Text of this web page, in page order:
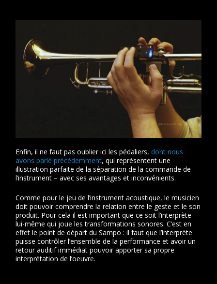
Enfin, il ne faut pas oublier ici les pédaliers,dont nous
avons parlé précédemment, qui représentent une
illustration parfaite de la séparation de la commande de
l’instrument – avec ses avantages et inconvénients.
Comme pour le jeu de l’instrument acoustique, le musicien
doit pouvoir comprendre la relation entre le geste et le son
produit. Pour cela il est important que ce soit l’interprète
lui-même qui joue les transformations sonores. C’est en
effet le point de départ du Sampo : il faut que l’interprète
puisse contrôler l’ensemble de la performance et avoir un
retour auditif immédiat pouvoir apporter sa propre
interprétation de l’oeuvre.